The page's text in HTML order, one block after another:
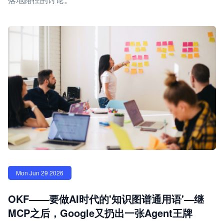
Mon Jun 29 2026
OKF——要做AI时代的'知识图谱通用语'—继
MCP之后，Google又扔出一张Agent王牌